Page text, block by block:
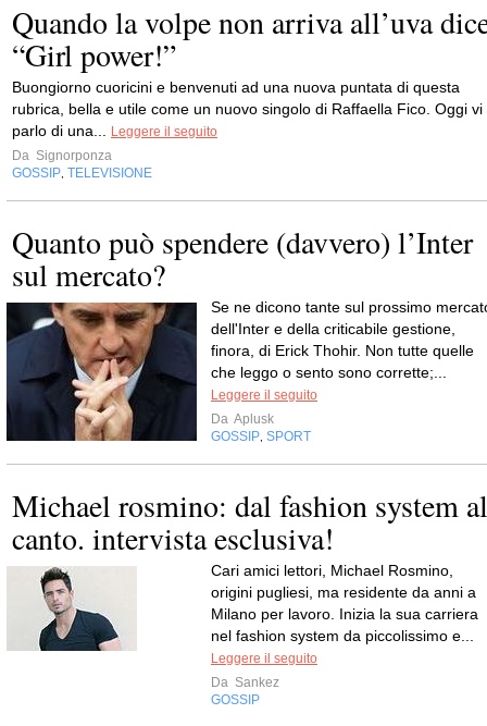
Quando la volpe non arriva all’uva
“Girl power!”
Buongiorno cuoricini e benvenuti ad una nuova puntata di questa
rubrica, bella e utile come un nuovo singolo di Raffaella Fico. Oggi vi
parlo di una...
Leggere il seguito
Da Signorponza
GOSSIP TELEVISIONE
Quanto può spendere (davvero) l’Inter
sul mercato?
Se ne dicono tante sul prossimo
dell'Inter e della criticabile gestione,
finora, di Erick Thohir. Non tutte quelle
che leggo o sento sono corrette;...
Leggere il seguito
Da Aplusk
GOSSIP SPORT
Michael rosmino: dal fashion system al
canto. intervista esclusiva!
Cari amici lettori, Michael Rosmino,
origini pugliesi, ma residente da anni a
Milano per lavoro. Inizia la sua carriera
nel fashion system da piccolissimo e...
Leggere il seguito
Da Sankez
GOSSIP